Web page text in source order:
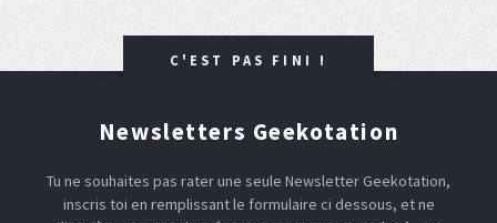
C'EST PAS FINI !
Newsletters Geekotation
Tu ne souhaites pas rater une seule Newsletter Geekotation,
inscris toi en remplissant le formulaire ci dessous, et ne